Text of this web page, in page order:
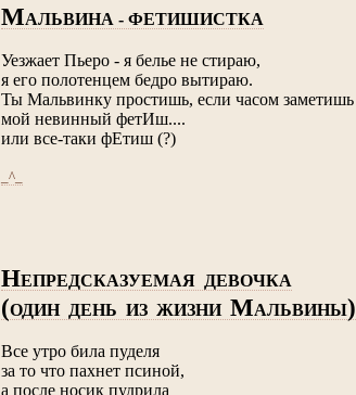
МАЛЬВИНА - ФЕТИШИСТКА
Уезжает Пьеро - я белье не стираю,
я его полотенцем бедро вытираю.
Ты Мальвинку простишь, если часом заметишь
мой невинный фетИш....
или все-таки фЕтиш (?)
_^_
НЕПРЕДСКАЗУЕМАЯ ДЕВОЧКА
(ОДИН ДЕНЬ ИЗ ЖИЗНИ МАЛЬВИНЫ)
Все утро била пуделя
за то что пахнет псиной,
а после носик пудрила